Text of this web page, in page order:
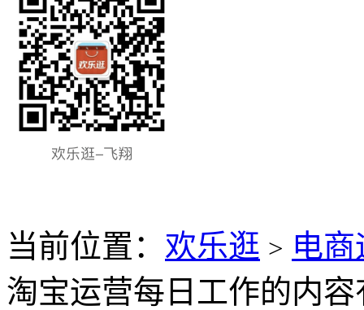
当前位置： 欢乐逛 > 电
淘宝运营每日工作的内